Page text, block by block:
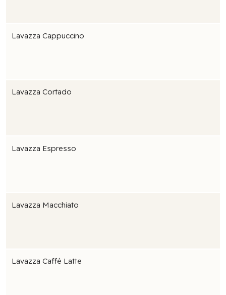
Lavazza Cappuccino
Lavazza Cortado
Lavazza Espresso
Lavazza Macchiato
Lavazza Caffé Latte